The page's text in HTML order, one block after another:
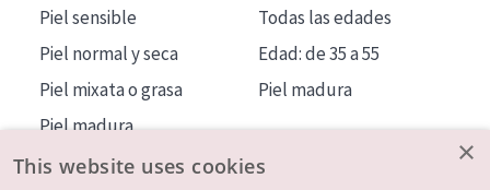
Piel sensible
Piel normal y seca
Piel mixata o grasa
Piel madura
Piel expuesta al sol
Todas las edades
Edad: de 35 a 55
Piel madura
×
This website uses cookies